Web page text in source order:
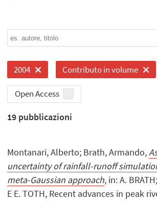
2004 Contributo in volume
Open Access
19 pubblicazioni
Montanari, Alberto; Brath, Armando,
uncertainty of rainfall-runoff
meta-Gaussian approach, in: A.
E E. TOTH, Recent advances in peak